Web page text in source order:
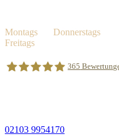
Montags
Donnerstags
Freitags
365
02103 9954170